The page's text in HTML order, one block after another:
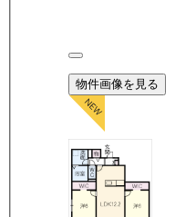
物件画像を見る